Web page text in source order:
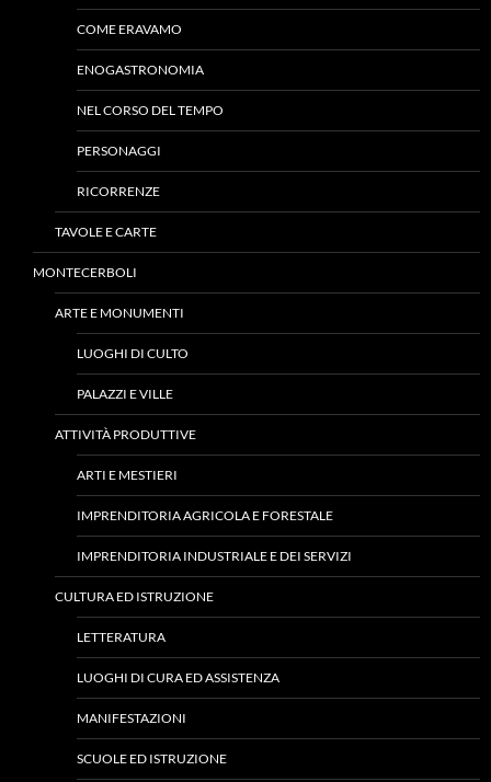
COME ERAVAMO
ENOGASTRONOMIA
NEL CORSO DEL TEMPO
PERSONAGGI
RICORRENZE
TAVOLE E CARTE
MONTECERBOLI
ARTE E MONUMENTI
LUOGHI DI CULTO
PALAZZI E VILLE
ATTIVITÀ PRODUTTIVE
ARTI E MESTIERI
IMPRENDITORIA AGRICOLA E FORESTALE
IMPRENDITORIA INDUSTRIALE E DEI SERVIZI
CULTURA ED ISTRUZIONE
LETTERATURA
LUOGHI DI CURA ED ASSISTENZA
MANIFESTAZIONI
SCUOLE ED ISTRUZIONE